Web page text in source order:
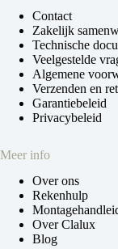
Contact
Zakelijk
Technische
Veelgestelde
Algemene
Verzenden en
Garantiebeleid
Privacybeleid
Meer info
Over ons
Rekenhulp
Over Clalux
Blog